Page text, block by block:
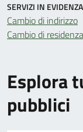
Esplora
pubblici
SERVIZI IN EVIDENZA
Cambio di indirizzo
Cambio di